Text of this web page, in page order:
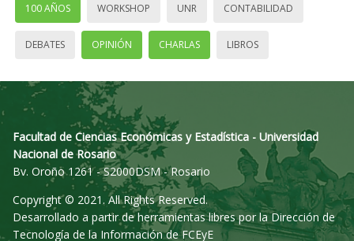
100 AÑOS WORKSHOP UNR CONTABILIDAD
DEBATES OPINIÓN CHARLAS LIBROS
Facultad de Ciencias Económicas y Estadística - Universidad
Nacional de Rosario
Bv. Oroño 1261 - S2000DSM - Rosario
Copyright © 2021. All Rights Reserved.
Desarrollado a partir de herramientas libres por la Dirección de
Tecnología de la Información de FCEyE